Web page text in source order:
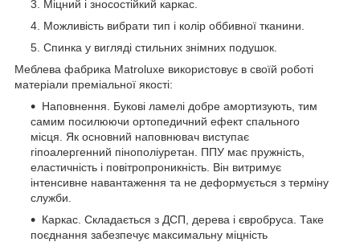
Міцний і зносостійкий каркас.
Можливість вибрати тип і колір оббивної тканини.
Спинка у вигляді стильних знімних подушок.
Меблева фабрика Matroluxe використовує в своїй роботі
матеріали преміальної якості:
Наповнення. Букові ламелі добре амортизують, тим
самим посилюючи ортопедичний ефект спального
місця. Як основний наповнювач виступає
гіпоалергенний пінополіуретан. ППУ має пружність,
еластичність і повітропроникність. Він витримує
інтенсивне навантаження та не деформується з терміну
служби.
Каркас. Складається з ДСП, дерева і євробруса. Таке
поєднання забезпечує максимальну міцність